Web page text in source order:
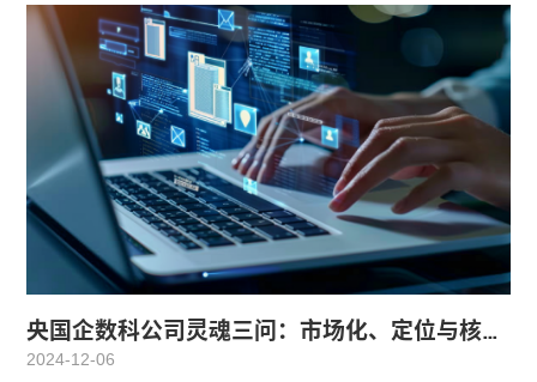
央国企数科公司灵魂三问：市场化、定位与核心
竞争力，怎么办？
2024-12-06